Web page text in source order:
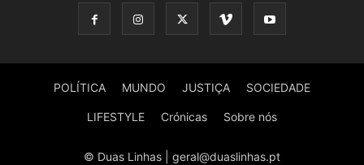
POLÍTICA MUNDO JUSTIÇA SOCIEDADE
LIFESTYLE Crónicas Sobre nós
© Duas Linhas | geral@duaslinhas.pt